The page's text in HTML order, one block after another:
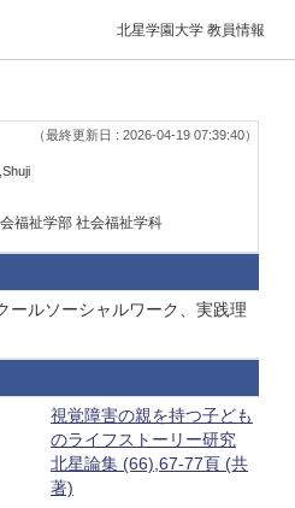
北星学園大学 教員情報
（最終更新日 : 2026-04-19 07:39:40）
福祉学部 社会福祉学科
ールソーシャルワーク、実践理
視覚障害の親を持つ子ども
のライフストーリー研究
北星論集 (66),67-77頁 (共
著)